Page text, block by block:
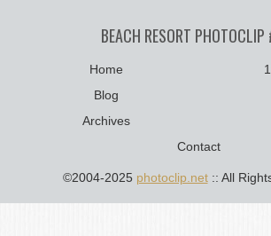
BEACH RESORT
Home
Blog
Archives
Contact
©2004-2025 photoclip.net:: All